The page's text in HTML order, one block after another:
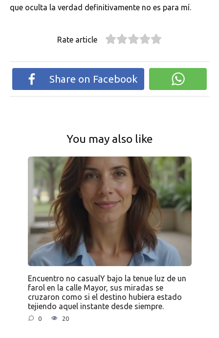
que oculta la verdad definitivamente no es para mí.
Rate article
Share on Facebook
You may also like
Encuentro no casualY bajo la tenue luz de un
farol en la calle Mayor, sus miradas se
cruzaron como si el destino hubiera estado
tejiendo aquel instante desde siempre.
0 20